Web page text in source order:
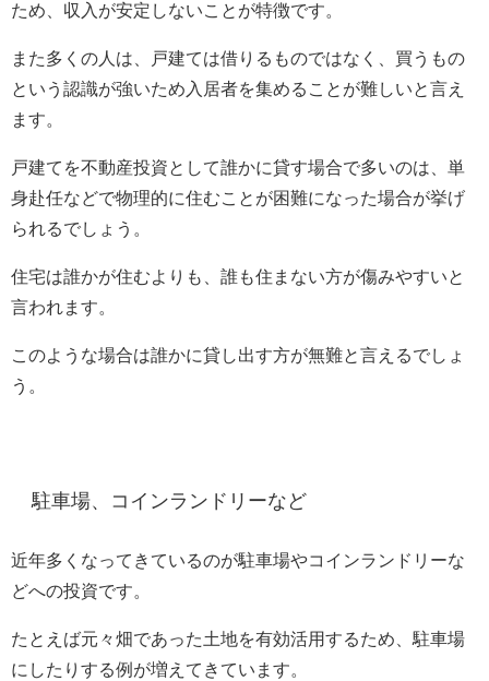
ため、収入が安定しないことが特徴です。
また多くの人は、戸建ては借りるものではなく、買うもの
という認識が強いため入居者を集めることが難しいと言え
ます。
戸建てを不動産投資として誰かに貸す場合で多いのは、単
身赴任などで物理的に住むことが困難になった場合が挙げ
られるでしょう。
住宅は誰かが住むよりも、誰も住まない方が傷みやすいと
言われます。
このような場合は誰かに貸し出す方が無難と言えるでしょ
う。
駐車場、コインランドリーなど
近年多くなってきているのが駐車場やコインランドリーな
どへの投資です。
たとえば元々畑であった土地を有効活用するため、駐車場
にしたりする例が増えてきています。